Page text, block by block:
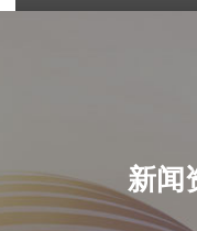
新闻